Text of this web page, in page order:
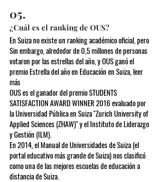
05.
¿Cuál es el ranking de OUS?
En Suiza no existe un ranking académico oficial, pero
Sin embargo, alrededor de 0,5 millones de personas
votaron por las estrellas del año, y OUS ganó el
premio Estrella del año en Educación en Suiza, leer
más
OUS es el ganador del premio STUDENTS
SATISFACTION AWARD WINNER 2016 evaluado por
la Universidad Pública en Suiza "Zurich University of
Applied Sciences (ZHAW)" y el Instituto de Liderazgo
y Gestión (ILM).
En 2014, el Manual de Universidades de Suiza (el
portal educativo más grande de Suiza) nos clasificó
como una de las mejores escuelas de educación a
distancia de Suiza.